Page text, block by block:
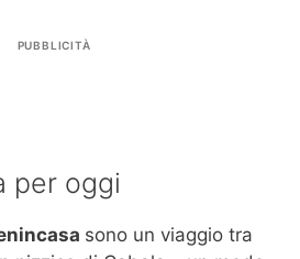
PUBBLICITÀ
per oggi
sono un viaggio tra